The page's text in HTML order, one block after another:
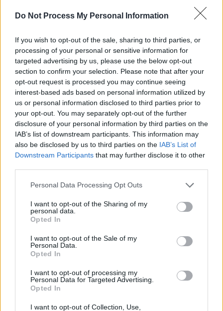
Do Not Process My Personal Information
If you wish to opt-out of the sale, sharing to third parties, or
processing of your personal or sensitive information for
targeted advertising by us, please use the below opt-out
section to confirm your selection. Please note that after your
opt-out request is processed you may continue seeing
interest-based ads based on personal information utilized by
us or personal information disclosed to third parties prior to
your opt-out. You may separately opt-out of the further
disclosure of your personal information by third parties on the
IAB’s list of downstream participants. This information may
also be disclosed by us to third parties on the IAB’s List of
Downstream Participants that may further disclose it to other
Personal Data Processing Opt Outs
I want to opt-out of the Sharing of my
personal data.
Opted In
I want to opt-out of the Sale of my
Personal Data.
Opted In
I want to opt-out of processing my
Personal Data for Targeted Advertising.
Opted In
I want to opt-out of Collection, Use,
Elon Musk nuirait gravement à Tesla
selon une étude européenne
Auto Pour Vous 5 août 2026 0
Pourquoi le bouton start/stop disparaît
Auto Pour Vous